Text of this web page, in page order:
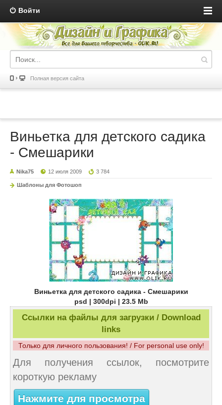
Войти
Полная версия сайта
Виньетка для детского садика
- Смешарики
Nika75 12 июля 2009 3 784
Шаблоны для Фотошоп
Виньетка для детского садика - Смешарики
psd | 300dpi | 23.5 Mb
Ссылки на файлы для загрузки / Download
links
Только для личного пользования! / For personal use only!
Для получения ссылок, посмотрите
короткую рекламу
Нажмите для просмотра